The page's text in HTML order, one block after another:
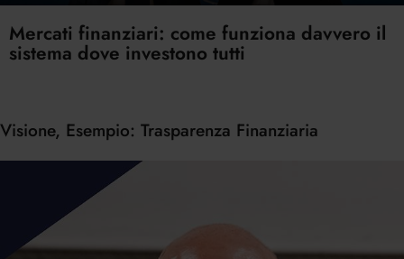
Mercati finanziari: come funziona davvero il
sistema dove investono tutti
Visione, Esempio: Trasparenza Finanziaria